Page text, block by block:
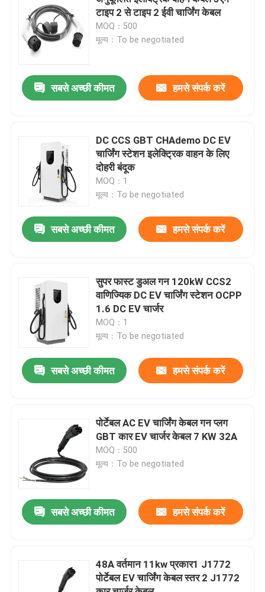
उत्पाद
हमारे बारे में
फैक्टरी यात्रा
हमसे संपर्क करें
एक बोली का अनुरोध
ईवी चार्जर समाधान
पोर्टेबल ईवी चार्जर
टाइप 2 से टाइप 2 ईवी चार्जिंग केबल
MOQ：500
मूल्य：To be negotiated
सबसे अच्छी कीमत हमसे संपर्क करें
DC CCS GBT CHAdemo DC EV
चार्जिंग स्टेशन इलेक्ट्रिक वाहन के लिए
दोहरी बंदूक
MOQ：1
मूल्य：To be negotiated
सबसे अच्छी कीमत हमसे संपर्क करें
सुपर फास्ट डुअल गन 120kW CCS2
वाणिज्यिक DC EV चार्जिंग स्टेशन OCPP
1.6 DC EV चार्जर
MOQ：1
मूल्य：To be negotiated
सबसे अच्छी कीमत हमसे संपर्क करें
पोर्टेबल AC EV चार्जिंग केबल गन प्लग
GBT कार EV चार्जर केबल 7 KW 32A
MOQ：500
मूल्य：To be negotiated
सबसे अच्छी कीमत हमसे संपर्क करें
48A वर्तमान 11kw प्रकार1 J1772
पोर्टेबल EV चार्जिंग केबल स्तर 2 J1772